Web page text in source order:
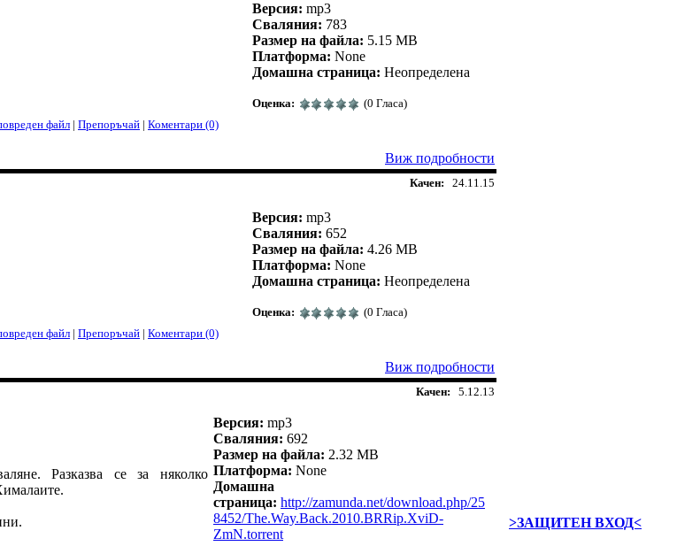
Версия: mp3
Сваляния: 783
Размер на файла: 5.15 MB
Платформа: None
Домашна страница: Неопределена
Оценка:
(0 Гласа)
файл | Препоръчай | Коментари (0)
Виж подробности
Качен: 24.11.15
Версия: mp3
Сваляния: 652
Размер на файла: 4.26 MB
Платформа: None
Домашна страница: Неопределена
Оценка:
(0 Гласа)
файл | Препоръчай | Коментари (0)
Виж подробности
Качен: 5.12.13
Разказва се за няколко
Версия: mp3
Сваляния: 692
Размер на файла: 2.32 MB
Платформа: None
Домашна
страница: http://zamunda.net/download.php/25
8452/The.Way.Back.2010.BRRip.XviD-
ZmN.torrent
>ЗАЩИТЕН ВХОД<